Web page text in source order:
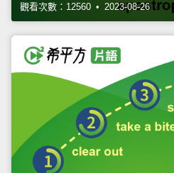
觀看次數：12560 • 2023-08-26